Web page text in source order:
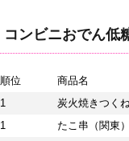
コンビニおでん低
順位 商品名
1
炭火焼きつく
1
たこ串（関東）